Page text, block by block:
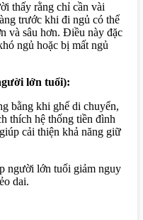
thấy rằng chỉ cần vài
trước khi đi ngủ có thể
và sâu hơn. Điều này đặc
ngủ hoặc bị mất ngủ
lớn tuổi):
bằng khi ghế di chuyển,
thích hệ thống tiền đình
cải thiện khả năng giữ
người lớn tuổi giảm nguy
dai.